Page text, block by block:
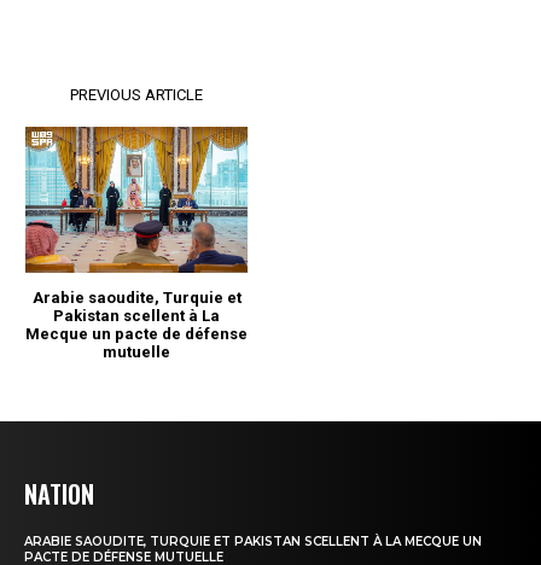
NATION
ARABIE SAOUDITE, TURQUIE ET PAKISTAN SCELLENT À LA MECQUE UN
PACTE DE DÉFENSE MUTUELLE